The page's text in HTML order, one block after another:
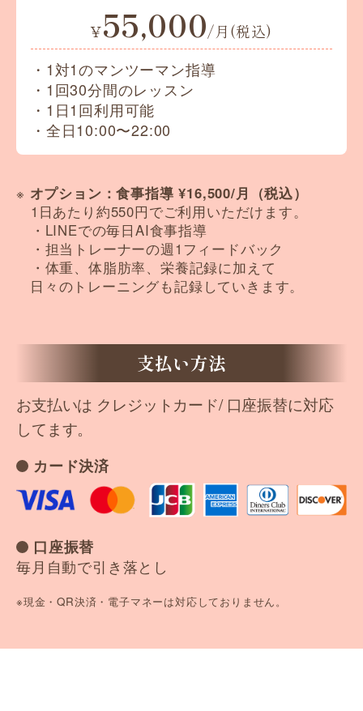
¥55,000/月(税込)
・1対1のマンツーマン指導
・1回30分間のレッスン
・1日1回利用可能
・全日10:00〜22:00
※ オプション：食事指導 ¥16,500/月（税込）
1日あたり約550円でご利用いただけます。
・LINEでの毎日AI食事指導
・担当トレーナーの週1フィードバック
・体重、体脂肪率、栄養記録に加えて
日々のトレーニングも記録していきます。
支払い方法
お支払いは クレジットカード/ 口座振替に対応
してます。
カード決済
口座振替
毎月自動で引き落とし
※現金・QR決済・電子マネーは対応しておりません。